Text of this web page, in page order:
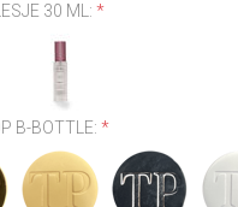
30 ML:*
B-BOTTLE:*